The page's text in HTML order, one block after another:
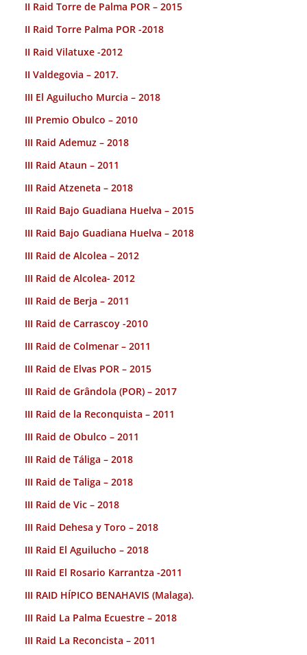
II Raid Torre de Palma POR – 2015
II Raid Torre Palma POR -2018
II Raid Vilatuxe -2012
II Valdegovia – 2017.
III El Aguilucho Murcia – 2018
III Premio Obulco – 2010
III Raid Ademuz – 2018
III Raid Ataun – 2011
III Raid Atzeneta – 2018
III Raid Bajo Guadiana Huelva – 2015
III Raid Bajo Guadiana Huelva – 2018
III Raid de Alcolea – 2012
III Raid de Alcolea- 2012
III Raid de Berja – 2011
III Raid de Carrascoy -2010
III Raid de Colmenar – 2011
III Raid de Elvas POR – 2015
III Raid de Grândola (POR) – 2017
III Raid de la Reconquista – 2011
III Raid de Obulco – 2011
III Raid de Táliga – 2018
III Raid de Taliga – 2018
III Raid de Vic – 2018
III Raid Dehesa y Toro – 2018
III Raid El Aguilucho – 2018
III Raid El Rosario Karrantza -2011
III RAID HÍPICO BENAHAVIS (Malaga).
III Raid La Palma Ecuestre – 2018
III Raid La Reconcista – 2011